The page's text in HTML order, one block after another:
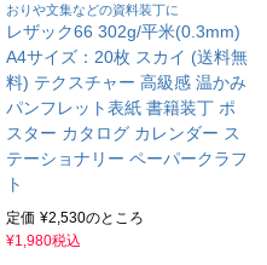
おりや文集などの資料装丁に
レザック66 302g/平米(0.3mm)
A4サイズ：20枚 スカイ (送料無
料) テクスチャー 高級感 温かみ
パンフレット表紙 書籍装丁 ポ
スター カタログ カレンダー ス
テーショナリー ペーパークラフ
ト
定価 ¥2,530のところ
¥1,980税込